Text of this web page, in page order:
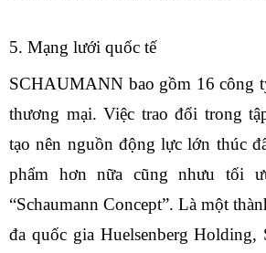
5. Mạng lưới quốc tế
SCHAUMANN bao gồm 16 công
thương mại. Việc trao đổi trong
tạo nên nguồn động lực lớn thúc
phẩm hơn nữa cũng nhưu tối
“Schaumann Concept”. Là một
đa quốc gia Huelsenberg Holding,